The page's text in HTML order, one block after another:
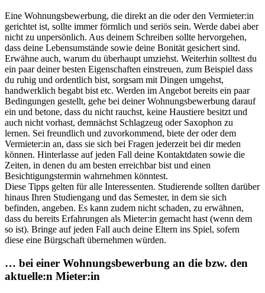
Eine Wohnungsbewerbung, die direkt an die oder den Vermieter:in
gerichtet ist, sollte immer förmlich und seriös sein. Werde dabei aber
nicht zu unpersönlich. Aus deinem Schreiben sollte hervorgehen,
dass deine Lebensumstände sowie deine Bonität gesichert sind.
Erwähne auch, warum du überhaupt umziehst. Weiterhin solltest du
ein paar deiner besten Eigenschaften einstreuen, zum Beispiel dass
du ruhig und ordentlich bist, sorgsam mit Dingen umgehst,
handwerklich begabt bist etc. Werden im Angebot bereits ein paar
Bedingungen gestellt, gehe bei deiner Wohnungsbewerbung darauf
ein und betone, dass du nicht rauchst, keine Haustiere besitzt und
auch nicht vorhast, demnächst Schlagzeug oder Saxophon zu
lernen. Sei freundlich und zuvorkommend, biete der oder dem
Vermieter:in an, dass sie sich bei Fragen jederzeit bei dir meden
können. Hinterlasse auf jeden Fall deine Kontaktdaten sowie die
Zeiten, in denen du am besten erreichbar bist und einen
Besichtigungstermin wahrnehmen könntest.
Diese Tipps gelten für alle Interessenten. Studierende sollten darüber
hinaus Ihren Studiengang und das Semester, in dem sie sich
befinden, angeben. Es kann zudem nicht schaden, zu erwähnen,
dass du bereits Erfahrungen als Mieter:in gemacht hast (wenn dem
so ist). Bringe auf jeden Fall auch deine Eltern ins Spiel, sofern
diese eine Bürgschaft übernehmen würden.
… bei einer Wohnungsbewerbung an die bzw. den
aktuelle:n Mieter:in